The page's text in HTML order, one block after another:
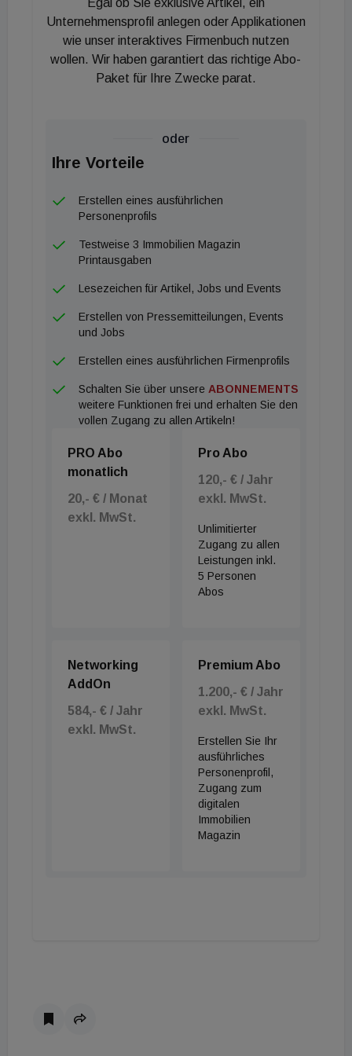
Egal ob Sie exklusive Artikel, ein
Unternehmensprofil anlegen oder Applikationen
wie unser interaktives Firmenbuch nutzen
wollen. Wir haben garantiert das richtige Abo-
Paket für Ihre Zwecke parat.
oder
Ihre Vorteile
Erstellen eines ausführlichen
Personenprofils
Testweise 3 Immobilien Magazin
Printausgaben
Lesezeichen für Artikel, Jobs und Events
Erstellen von Pressemitteilungen, Events
und Jobs
Erstellen eines ausführlichen Firmenprofils
Schalten Sie über unsere ABONNEMENTS
weitere Funktionen frei und erhalten Sie den
vollen Zugang zu allen Artikeln!
PRO Abo
monatlich
20,- € / Monat
exkl. MwSt.
Pro Abo
120,- € / Jahr
exkl. MwSt.
Unlimitierter
Zugang zu allen
Leistungen inkl.
5 Personen
Abos
Networking
AddOn
584,- € / Jahr
exkl. MwSt.
Premium Abo
1.200,- € / Jahr
exkl. MwSt.
Erstellen Sie Ihr
ausführliches
Personenprofil,
Zugang zum
digitalen
Immobilien
Magazin